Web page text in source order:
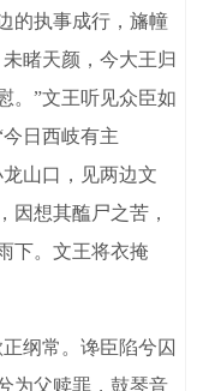
的执事成行，旛幢
睹天颜，今大王归
。”文王听见众臣如
日西岐有主
山口，见两边文
因想其醢尸之苦，
下。文王将衣掩
纲常。谗臣陷兮囚
为父赎罪，鼓琴音